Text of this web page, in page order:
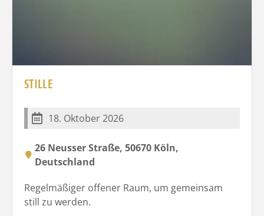
STILLE
18. Oktober 2026
26 Neusser Straße, 50670 Köln,
Deutschland
Regelmäßiger offener Raum, um gemeinsam
still zu werden.